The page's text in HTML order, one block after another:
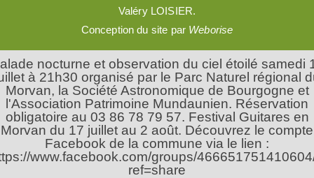
Valéry LOISIER.
Conception du site par Weborise
nocturne et observation du ciel étoilé samedi
à 21h30 organisé par le Parc Naturel régional
Morvan, la Société Astronomique de Bourgogne et
l'Association Patrimoine Mundaunien. Réservation
obligatoire au 03 86 78 79 57. Festival Guitares en
Morvan du 17 juillet au 2 août. Découvrez le compte
Facebook de la commune via le lien :
www.facebook.com/groups/
ref=share